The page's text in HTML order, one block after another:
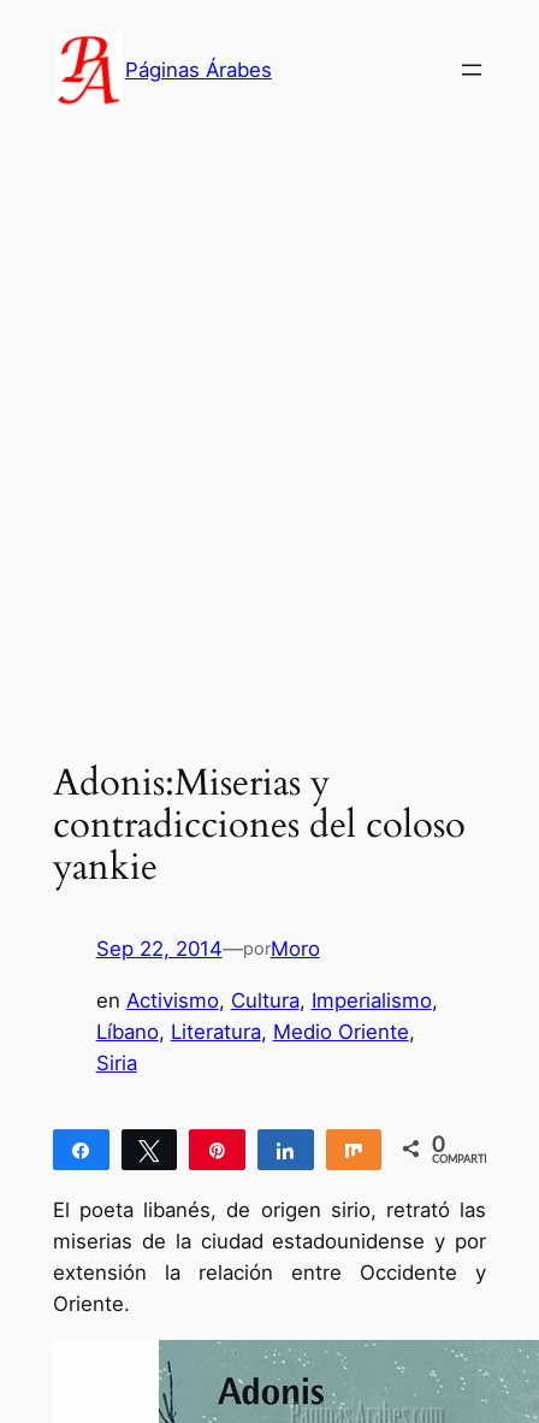
contenido
Páginas Árabes
Adonis:Miserias y
contradicciones del coloso
yankie
Sep 22, 2014—porMoro
en Activismo, Cultura, Imperialismo
Líbano, Literatura, Medio Oriente
Siria
Compartir Twittear Compartir Compartir
0
COMPARTIR
El poeta libanés, de origen sirio, retrató las
miserias de la ciudad estadounidense y por
extensión la relación entre Occidente y
Oriente.